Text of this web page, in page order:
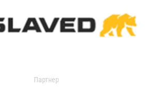
Партнер